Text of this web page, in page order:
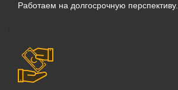
Работаем на долгосрочную перспективу.